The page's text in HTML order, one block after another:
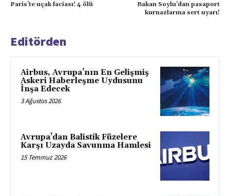
Paris’te uçak faciası! 4 ölü
Bakan Soylu’dan pasaport
kurnazlarına sert uyarı!
Editörden
Airbus, Avrupa’nın En Gelişmiş
Askeri Haberleşme Uydusunu
İnşa Edecek
3 Ağustos 2026
Avrupa’dan Balistik Füzelere
Karşı Uzayda Savunma Hamlesi
15 Temmuz 2026